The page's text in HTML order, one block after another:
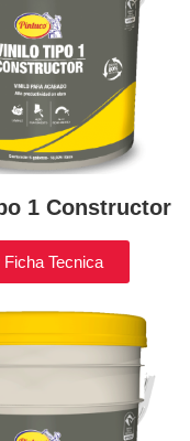
1 Constructor
Ficha Tecnica